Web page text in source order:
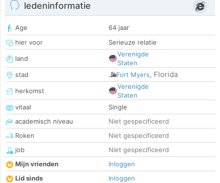
ledeninformatie
Age
64 jaar
hier voor
Serieuze relatie
land
Verenigde
Staten
stad
Fort Myers, Florida
herkomst
Verenigde
Staten
vitaal
Single
academisch niveau
Niet gespecificeerd
Roken
Niet gespecificeerd
job
Niet gespecificeerd
Mijn vrienden
Inloggen
Lid sinds
Inloggen